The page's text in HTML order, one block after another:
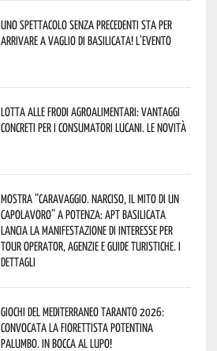
Uno spettacolo senza precedenti sta per
arrivare a Vaglio di Basilicata! L’evento
Lotta alle frodi agroalimentari: vantaggi
concreti per i consumatori lucani. Le novità
Mostra “Caravaggio. Narciso, il mito di un
capolavoro” a Potenza: APT Basilicata
lancia la manifestazione di interesse per
Tour Operator, Agenzie e Guide Turistiche. I
dettagli
Giochi del Mediterraneo Taranto 2026:
convocata la fiorettista potentina
Palumbo. In bocca al lupo!